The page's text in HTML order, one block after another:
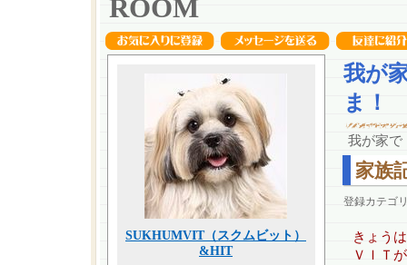
ROOM
SUKHUMVIT（スクムビット）
&HIT
我が
ま！
我が家
家族
登録カテゴ
きょう
ＶＩＴ